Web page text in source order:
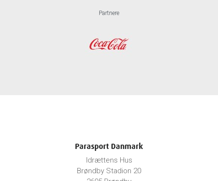
Partnere
Parasport Danmark
Idrættens Hus
Brøndby Stadion 20